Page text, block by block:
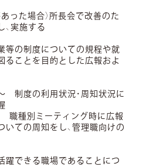
た場合）所長会で改善のた
、実施する
業等の制度についての規程や就
ることを目的とした広報およ
度の利用状況・周知状況に
種別ミーティング時に広報
いての周知をし、管理職向けの
活躍できる職場であることにつ